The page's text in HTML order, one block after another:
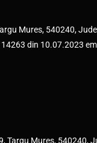
Mures, 540240,
din 10.07.2023
Targu Mures, 540240,